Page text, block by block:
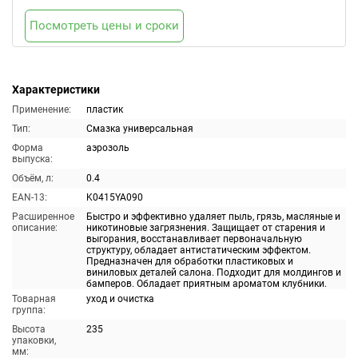
Характеристики
Применение:
пластик
Тип:
Смазка универсальная
Форма
выпуска:
аэрозоль
Объём, л:
0.4
EAN-13:
K0415YA090
Расширенное
описание:
Быстро и эффективно удаляет пыль, грязь, масляные и
никотиновые загрязнения. Защищает от старения и
выгорания, восстанавливает первоначальную
структуру, обладает антистатическим эффектом.
Предназначен для обработки пластиковых и
виниловых деталей салона. Подходит для молдингов и
бамперов. Обладает приятным ароматом клубники.
Товарная
группа:
уход и очистка
Высота
упаковки,
мм:
235
Посмотреть цены и сроки